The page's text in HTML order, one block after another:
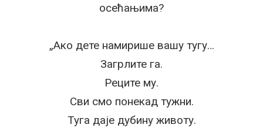
осећањима?
„Ако дете намирише вашу тугу…
Загрлите га.
Реците му.
Сви смо понекад тужни.
Туга даје дубину животу.